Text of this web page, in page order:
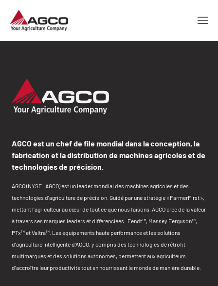
AGCO est un chef de file mondial dans la conception, la
fabrication et la distribution de machines agricoles et de
technologies de précision.
AGCO (NYSE : AGCO) est un leader mondial des machines agricoles et des
technologies d’agriculture de précision. Guidé par une stratégie « FarmerFirst »,
mettant l'agriculteur au cœur de tout ce que nous faisons, AGCO crée de la valeur
à travers ses marques leaders et différenciées : Fendt™, Massey Ferguson™,
PTx™ et Valtra™. Les équipements haute performance et les solutions
d’agriculture intelligente d’AGCO, y compris des technologies de rétrofit
multimarques et des solutions autonomes, permettent aux agriculteurs
d’accroître leur productivité tout en nourrissant le monde de manière durable.